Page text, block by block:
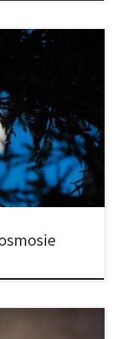
medycynie,
takich jak papier,
coraz więcej
celów medycznych
coraz bardziej